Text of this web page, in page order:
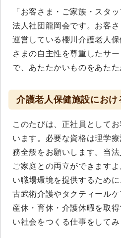
「お客さま・ご家族・スタ
法人社団龍岡会です。お客
運営している櫻川介護老人
さまの自主性を尊重したサ
で、あたたかいものをあた
介護老人保健施設にお
このたびは、正社員として
います。必要な資格は理学
務全般をお願いします。当
ご家庭との両立ができます
い職場環境を提供するため
古武術介護やタクティール
産休・育休・介護休暇を取
い社会をつくる仕事をしてみ